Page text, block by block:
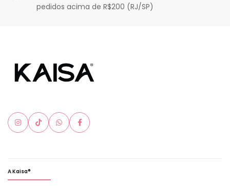
pedidos acima de R$200 (RJ/SP)
A Kaisa®